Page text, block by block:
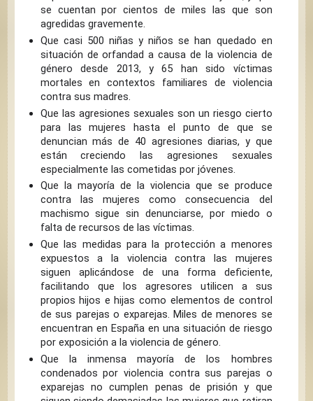
se cuentan por cientos de miles las que son
agredidas gravemente.
Que casi 500 niñas y niños se han quedado en
situación de orfandad a causa de la violencia de
género desde 2013, y 65 han sido víctimas
mortales en contextos familiares de violencia
contra sus madres.
Que las agresiones sexuales son un riesgo cierto
para las mujeres hasta el punto de que se
denuncian más de 40 agresiones diarias, y que
están creciendo las agresiones sexuales
especialmente las cometidas por jóvenes.
Que la mayoría de la violencia que se produce
contra las mujeres como consecuencia del
machismo sigue sin denunciarse, por miedo o
falta de recursos de las víctimas.
Que las medidas para la protección a menores
expuestos a la violencia contra las mujeres
siguen aplicándose de una forma deficiente,
facilitando que los agresores utilicen a sus
propios hijos e hijas como elementos de control
de sus parejas o exparejas. Miles de menores se
encuentran en España en una situación de riesgo
por exposición a la violencia de género.
Que la inmensa mayoría de los hombres
condenados por violencia contra sus parejas o
exparejas no cumplen penas de prisión y que